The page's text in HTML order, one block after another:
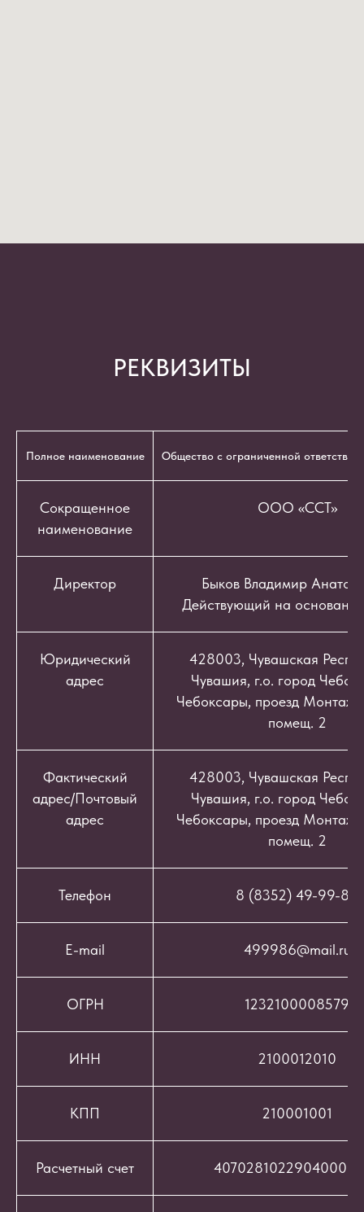
РЕКВИЗИТЫ
Полное наименование Общество с ограниченной
Сокращенное
наименование
ООО «ССТ»
Директор
Быков Владимир
Действующий на
Юридический
адрес
428003, Чувашская
Чувашия, г.о. город
Чебоксары, проезд
помещ. 2
Фактический
адрес/Почтовый
адрес
428003, Чувашская
Чувашия, г.о. город
Чебоксары, проезд
помещ. 2
Телефон 8 (8352) 49-99-86
E-mail 499986@mail.ru
ОГРН 1232100008579
ИНН 2100012010
КПП 210001001
Расчетный счет